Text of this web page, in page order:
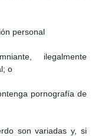
personal
ilegalmente
o
pornografía de
son variadas y, si